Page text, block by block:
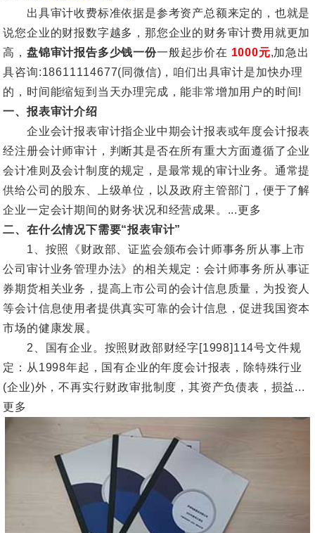
出具审计收费标准依据是参考资产总额来定的，也就是
说您企业的财报数字越多，那您企业的财务审计费用就更加
高，盘锦审计报告多少钱一份一般起步价在 1000元,加急出
具咨询:18611114677(同微信)，咱们出具审计是加快办理
的，时间能缩短到当天办理完成，能非常增加用户的时间!
一、报表审计介绍
企业会计报表审计指企业中期会计报表或年度会计报表
经注册会计师审计，判断其是否在所有重大方面遵循了企业
会计准则及会计制度的规定，是最常规的审计业务。通常提
供给公司的股东、上级单位，以及政府主管部门，便于了解
企业一定会计期间的财务状况和经营成果。...更多
二、在什么情况下需要“报表审计”
1、按照《财政部、证监会颁布会计师事务所从事上市
公司审计业务管理办法》的相关规定：会计师事务所从事证
券期货相关业务，提高上市公司的会计信息质量，为投资人
等会计信息使用者提供真实可靠的会计信息，促进我国资本
市场的健康发展。
2、国有企业。按照财政部财经字[1998]114号文件规
定：从1998年起，国有企业的年度会计报表，除特殊行业
(企业)外，不再实行财政审批制度，其资产负债表，损益...
更多